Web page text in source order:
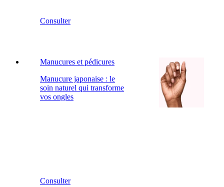
Consulter
Manucures et pédicures
Manucure japonaise : le
soin naturel qui transforme
vos ongles
Consulter